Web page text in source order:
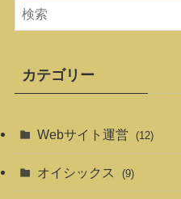
カテゴリー
Webサイト運営 (12)
オイシックス (9)